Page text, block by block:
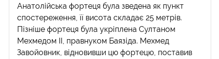
Анатолійська фортеця була зведена як пункт
спостереження, її висота складає 25 метрів.
Пізніше фортеця була укріплена Султаном
Мехмедом II, правнуком Баязіда. Мехмед
Завойовник, відновивши цю фортецю, поставив